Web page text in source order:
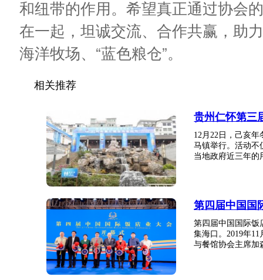
和纽带的作用。希望真正通过协会
在一起，坦诚交流、合作共赢，助
海洋牧场、“蓝色粮仓”。
相关推荐
贵州仁怀第三
12月22日，己亥
马镇举行。活动不
当地政府近三年的
第四届中国国
第四届中国国际饭
集海口。2019年
与餐馆协会主席加